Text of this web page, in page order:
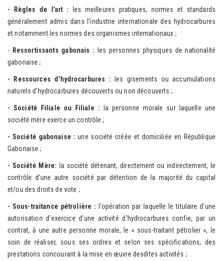
- Règles de l'art :
les meilleures pratiques, normes et standards
généralement admis dans l'industrie internationale des hydrocarbures
et notamment les normes des organismes internationaux ;
- Ressortissants gabonais : les personnes physiques de nationalité
gabonaise ;
- Ressources d'hydrocarbures :
les gisements ou accumulations
naturels d'hydrocarbures découverts ou non découverts ;
- Société Fi liale ou Filiale :
la personne morale sur laquelle une
société mère exerce un contrôle ;
- Société gabonaise :une société créée et domiciliée en République
Gabonaise ;
- Société Mère: la société détenant, directement ou indirectement, le
contrôle d'une autre société par détention de la majorité du capital
et/ou des droits de vote ;
- Sous-traitance pétrolière : l'opération par laquelle le titulaire d'une
autorisation d'exercice d'une activité d'hydrocarbures confie, par un
contrat, à une autre personne morale, le « sous-traitant pétrolier », le
soin de réaliser, sous ses ordres et selon ses spécifications, des
prestations concourant à la mise en œuvre desdites activités ;